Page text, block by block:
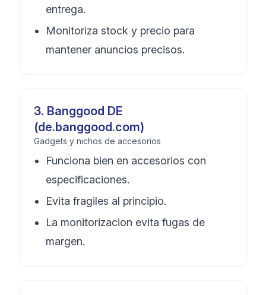
entrega.
Monitoriza stock y precio para
mantener anuncios precisos.
3. Banggood DE
(de.banggood.com)
Gadgets y nichos de accesorios
Funciona bien en accesorios con
especificaciones.
Evita fragiles al principio.
La monitorizacion evita fugas de
margen.